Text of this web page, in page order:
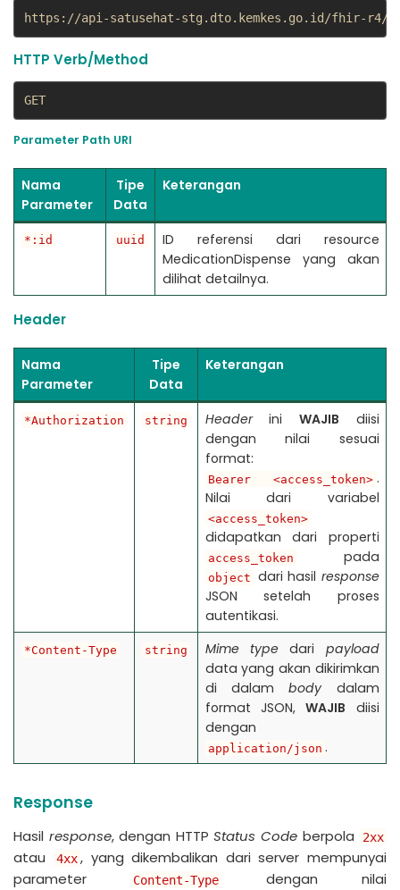
https://api-satusehat-stg.dto.kemkes.go.id/fhir-r4/
HTTP Verb/Method
GET
Parameter Path URI
Nama
Parameter
Tipe
Data
Keterangan
*:id uuid
ID referensi dari resource
MedicationDispense yang akan
dilihat detailnya.
Header
Nama
Parameter
Tipe
Data
Keterangan
*Authorization string Headerini WAJIB diisi
dengan nilai sesuai
format:
Bearer <access_token> .
Nilai dari variabel
<access_token>
didapatkan dari properti
access_token pada
object dari hasil response
JSON setelah proses
autentikasi.
*Content-Type string Mime typedari payload
data yang akan dikirimkan
di dalambodydalam
format JSON,WAJIB diisi
dengan
application/json .
Response
Hasil response, dengan HTTPStatus Code berpola 2xx
atau 4xx , yang dikembalikan dari server mempunyai
parameter
Content-Type dengan nilai